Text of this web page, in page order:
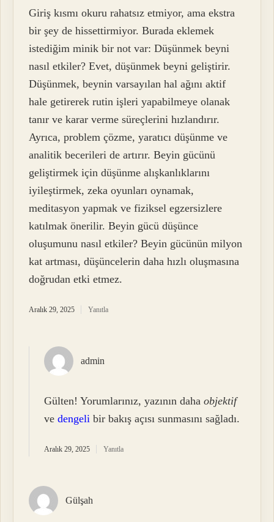
Giriş kısmı okuru rahatsız etmiyor, ama ekstra
bir şey de hissettirmiyor. Burada eklemek
istediğim minik bir not var: Düşünmek beyni
nasıl etkiler? Evet, düşünmek beyni geliştirir.
Düşünmek, beynin varsayılan hal ağını aktif
hale getirerek rutin işleri yapabilmeye olanak
tanır ve karar verme süreçlerini hızlandırır.
Ayrıca, problem çözme, yaratıcı düşünme ve
analitik becerileri de artırır. Beyin gücünü
geliştirmek için düşünme alışkanlıklarını
iyileştirmek, zeka oyunları oynamak,
meditasyon yapmak ve fiziksel egzersizlere
katılmak önerilir. Beyin gücü düşünce
oluşumunu nasıl etkiler? Beyin gücünün milyon
kat artması, düşüncelerin daha hızlı oluşmasına
doğrudan etki etmez.
Aralık 29, 2025 Yanıtla
admin
Gülten! Yorumlarınız, yazının dahaobjektif
vedengeli bir bakış açısı sunmasını sağladı.
Aralık 29, 2025 Yanıtla
Gülşah